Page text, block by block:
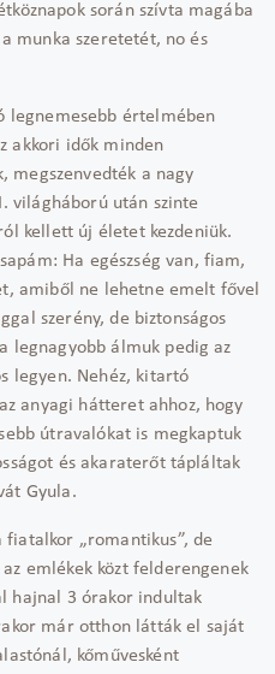
során szívta magába
munka szeretetét, no és
legnemesebb értelmében
akkori idők minden
megszenvedték a nagy
világháború után szinte
kellett új életet kezdeniük.
Ha egészség van, fiam,
amiből ne lehetne emelt fővel
szerény, de biztonságos
legnagyobb álmuk pedig az
legyen. Nehéz, kitartó
anyagi hátteret ahhoz, hogy
útravalókat is megkaptuk
és akaraterőt tápláltak
Gyula.
„romantikus”, de
emlékek közt felderengenek
hajnal 3 órakor indultak
már otthon látták el saját
kőművesként